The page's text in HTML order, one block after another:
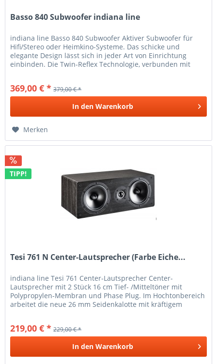
Basso 840 Subwoofer indiana line
indiana line Basso 840 Subwoofer Aktiver Subwoofer für
Hifi/Stereo oder Heimkino-Systeme. Das schicke und
elegante Design lässt sich in jeder Art von Einrichtung
einbinden. Die Twin-Reflex Technologie, verbunden mit
369,00 € * 379,00 € *
In den Warenkorb
Merken
TIPP!
Tesi 761 N Center-Lautsprecher (Farbe Eiche...
indiana line Tesi 761 Center-Lautsprecher Center-
Lautsprecher mit 2 Stück 16 cm Tief- /Mitteltöner mit
Polypropylen-Membran und Phase Plug. Im Hochtonbereich
arbeitet die neue 26 mm Seidenkalotte mit kräftigem
219,00 € * 229,00 € *
In den Warenkorb